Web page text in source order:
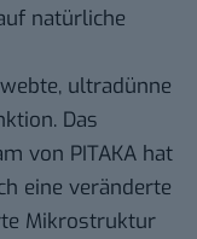
natürliche
ultradünne
Das
von PITAKA hat
eine veränderte
Mikrostruktur